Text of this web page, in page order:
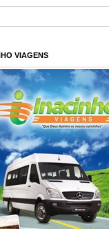
VIAGENS